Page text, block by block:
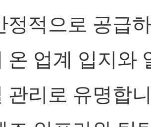
정적으로 공급
온 업계 입지와
관리로 유명합